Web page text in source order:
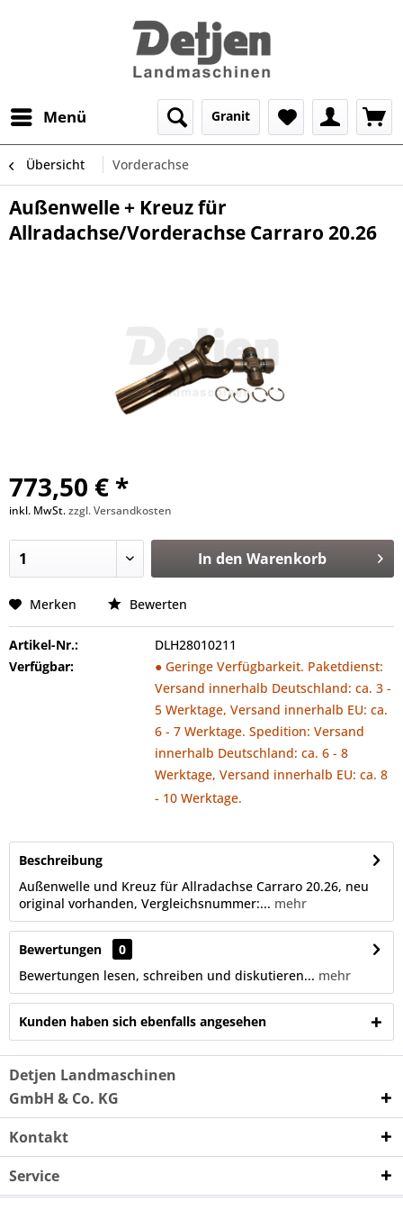
Menü Granit
Übersicht Vorderachse
Außenwelle + Kreuz für
Allradachse/Vorderachse Carraro 20.26
773,50 € *
inkl. MwSt.zzgl. Versandkosten
In den Warenkorb
Merken Bewerten
Artikel-Nr.:
DLH28010211
Verfügbar:
● Geringe Verfügbarkeit. Paketdienst:
Versand innerhalb Deutschland: ca. 3 -
5 Werktage, Versand innerhalb EU: ca.
6 - 7 Werktage. Spedition: Versand
innerhalb Deutschland: ca. 6 - 8
Werktage, Versand innerhalb EU: ca. 8
- 10 Werktage.
Beschreibung
Außenwelle und Kreuz für Allradachse Carraro 20.26, neu
original vorhanden, Vergleichsnummer:... mehr
Bewertungen
0
Bewertungen lesen, schreiben und diskutieren... mehr
Kunden haben sich ebenfalls angesehen
Detjen Landmaschinen
GmbH & Co. KG
Kontakt
Service